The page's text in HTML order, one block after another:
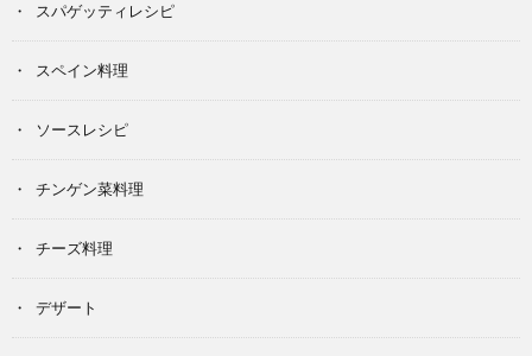
スパゲッティレシピ
スペイン料理
ソースレシピ
チンゲン菜料理
チーズ料理
デザート